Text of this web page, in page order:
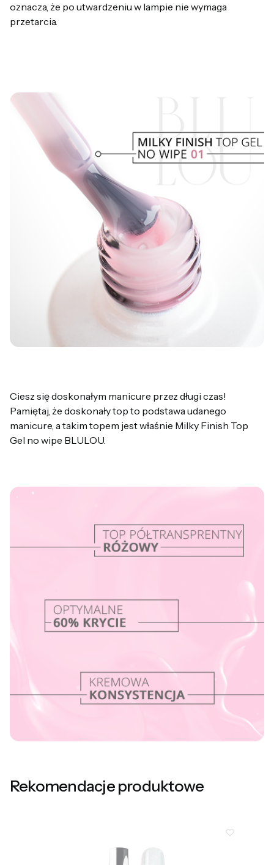
oznacza, że po utwardzeniu w lampie nie wymaga
przetarcia.
Ciesz się doskonałym manicure przez długi czas!
Pamiętaj, że doskonały top to podstawa udanego
manicure, a takim topem jest właśnie Milky Finish Top
Gel no wipe BLULOU.
Rekomendacje produktowe